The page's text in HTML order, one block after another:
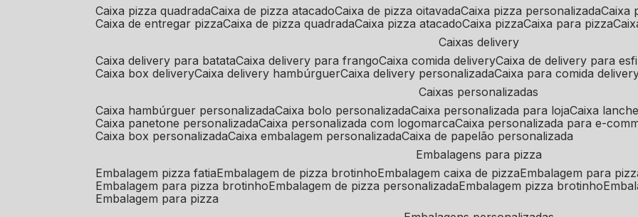
caixa pizza quadrada caixa de pizza atacado caixa de pizza oitavada caixa pizza personalizada
caixa de entregar pizza caixa de pizza quadrada caixa pizza atacado caixa pizza caixa para pizza
caixas delivery
caixa delivery para batata caixa delivery para frango caixa comida delivery caixa de delivery para
caixa box delivery caixa delivery hambúrguer caixa delivery personalizada caixa para comida
caixas personalizadas
caixa hambúrguer personalizada caixa bolo personalizada caixa personalizada para loja caixa
caixa panetone personalizada caixa personalizada com logomarca caixa personalizada para e-
caixa box personalizada caixa embalagem personalizada caixa de papelão personalizada
embalagens para pizza
embalagem pizza fatia embalagem de pizza brotinho embalagem caixa de pizza embalagem para
embalagem para pizza brotinho embalagem de pizza personalizada embalagem pizza brotinho
embalagem para pizza